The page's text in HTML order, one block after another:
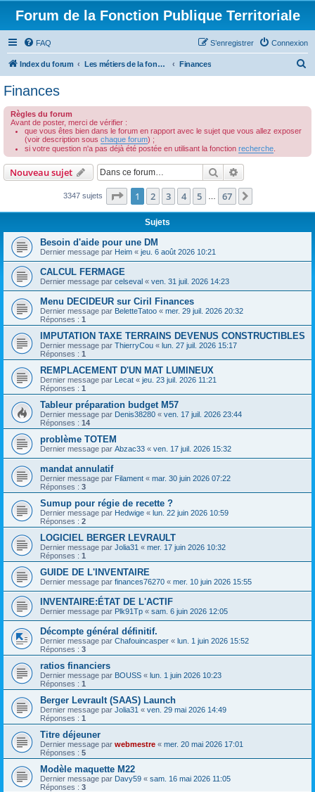
Forum de la Fonction Publique Territoriale
FAQ Connexion
S’enregistrer
Index du forum Les métiers de la fonction publique territoriale Finances
r
Finances
Règles du forum
Avant de poster, merci de vérifier :
que vous êtes bien dans le forum en rapport avec le sujet que vous allez exposer
(voir description sous chaque forum) ;
si votre question n'a pas déjà été postée en utilisant la fonction recherche
Nouveau sujet Rechercher
3347 sujets Page 1sur67
1 2 3 4 5 67
Sujets
Besoin d'aide pour une DM
Dernier message par Heim « jeu. 6 août 2026 10:21
CALCUL FERMAGE
Dernier message par celseval « ven. 31 juil. 2026 14:23
Menu DECIDEUR sur Ciril Finances
Dernier message par BeletteTatoo « mer. 29 juil. 2026 20:32
Réponses : 1
IMPUTATION TAXE TERRAINS DEVENUS CONSTRUCTIBLES
Dernier message par ThierryCou « lun. 27 juil. 2026 15:17
Réponses : 1
REMPLACEMENT D'UN MAT LUMINEUX
Dernier message par Lecat « jeu. 23 juil. 2026 11:21
Réponses : 1
Tableur préparation budget M57
Dernier message par Denis38280 « ven. 17 juil. 2026 23:44
Réponses : 14
problème TOTEM
Dernier message par Abzac33 « ven. 17 juil. 2026 15:32
mandat annulatif
Dernier message par Filament « mar. 30 juin 2026 07:22
Réponses : 3
Sumup pour régie de recette ?
Dernier message par Hedwige « lun. 22 juin 2026 10:59
Réponses : 2
LOGICIEL BERGER LEVRAULT
Dernier message par Jolia31 « mer. 17 juin 2026 10:32
Réponses : 1
GUIDE DE L'INVENTAIRE
Dernier message par finances76270 « mer. 10 juin 2026 15:55
INVENTAIRE:ÉTAT DE L'ACTIF
Dernier message par Plk91Tp « sam. 6 juin 2026 12:05
Décompte général définitif.
Dernier message par Chafouincasper « lun. 1 juin 2026 15:52
Réponses : 3
ratios financiers
Dernier message par BOUSS « lun. 1 juin 2026 10:23
Réponses : 1
Berger Levrault (SAAS) Launch
Dernier message par Jolia31 « ven. 29 mai 2026 14:49
Réponses : 1
Titre déjeuner
Dernier message par webmestre « mer. 20 mai 2026 17:01
Réponses : 5
Modèle maquette M22
Dernier message par Davy59 « sam. 16 mai 2026 11:05
Réponses : 3